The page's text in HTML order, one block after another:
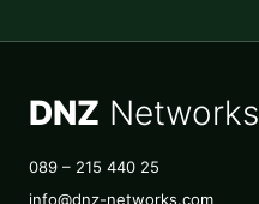
DNZ Networks
089 – 215 440 25
info@dnz-networks.com